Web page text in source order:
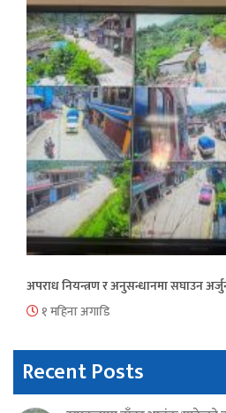
अपराध नियन्त्रण र अनुसन्धानमा सघाउन
१ महिना अगाडि
Recent Posts